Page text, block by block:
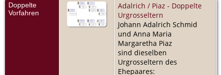
Doppelte
Vorfahren
Adalrich / Piaz - Doppelte
Urgrosseltern
Johann Adalrich Schmid
und Anna Maria
Margaretha Piaz
sind dieselben
Urgrosseltern des
Ehepaares: